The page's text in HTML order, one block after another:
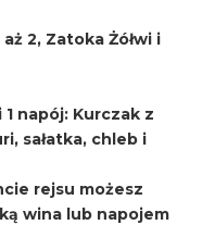
2, Zatoka Żółwi i
napój: Kurczak z
sałatka, chleb i
rejsu możesz
wina lub napojem